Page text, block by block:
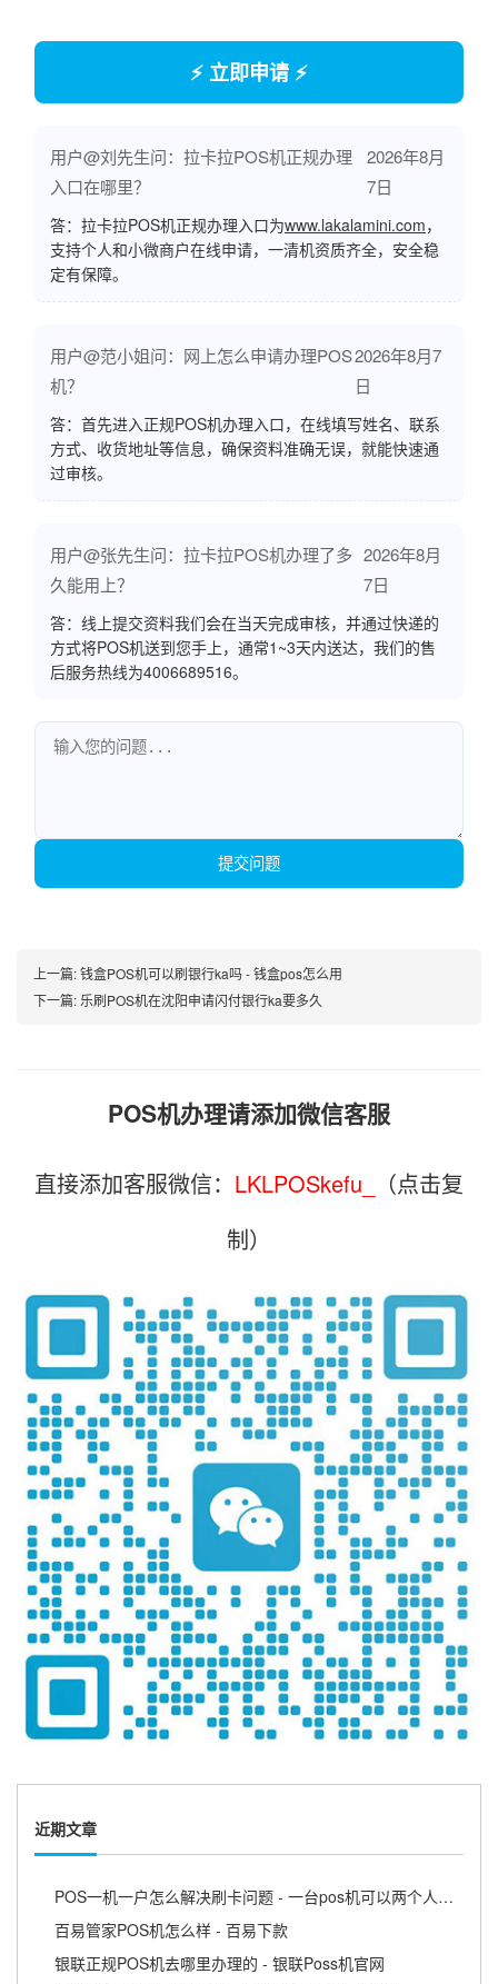
⚡ 立即申请 ⚡
用户@刘先生问：拉卡拉POS机正规办理
入口在哪里？
2026年8月
7日
答：拉卡拉POS机正规办理入口为www.lakalamini.com，
支持个人和小微商户在线申请，一清机资质齐全，安全稳
定有保障。
用户@范小姐问：网上怎么申请办理POS
机？
2026年8月7
日
答：首先进入正规POS机办理入口，在线填写姓名、联系
方式、收货地址等信息，确保资料准确无误，就能快速通
过审核。
用户@张先生问：拉卡拉POS机办理了多
久能用上？
2026年8月
7日
答：线上提交资料我们会在当天完成审核，并通过快递的
方式将POS机送到您手上，通常1~3天内送达，我们的售
后服务热线为4006689516。
提交问题
上一篇:钱盒POS机可以刷银行ka吗 - 钱盒pos怎么用
下一篇: 乐刷POS机在沈阳申请闪付银行ka要多久
POS机办理请添加微信客服
直接添加客服微信： LKLPOSkefu_
（点击复
制）
近期文章
POS一机一户怎么解决刷卡问题 - 一台pos机可以两个人用吗
百易管家POS机怎么样 - 百易下款
银联正规POS机去哪里办理的 - 银联Poss机官网